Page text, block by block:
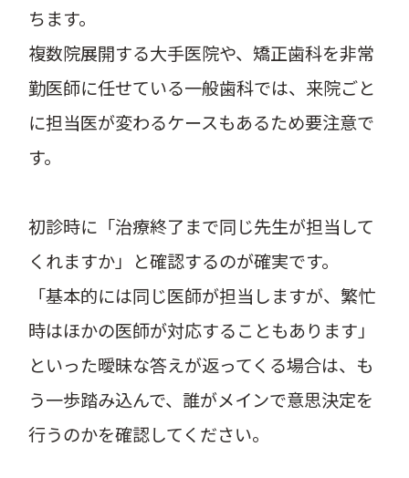
ちます。
複数院展開する大手医院や、矯正歯科を非常
勤医師に任せている一般歯科では、来院ごと
に担当医が変わるケースもあるため要注意で
す。
初診時に「治療終了まで同じ先生が担当して
くれますか」と確認するのが確実です。
「基本的には同じ医師が担当しますが、繁忙
時はほかの医師が対応することもあります」
といった曖昧な答えが返ってくる場合は、も
う一歩踏み込んで、誰がメインで意思決定を
行うのかを確認してください。